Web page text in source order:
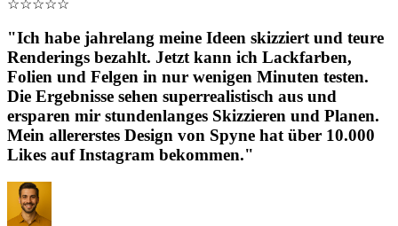
☆☆☆☆☆
"Ich habe jahrelang meine Ideen skizziert und teure
Renderings bezahlt. Jetzt kann ich Lackfarben,
Folien und Felgen in nur wenigen Minuten testen.
Die Ergebnisse sehen superrealistisch aus und
ersparen mir stundenlanges Skizzieren und Planen.
Mein allererstes Design von Spyne hat über 10.000
Likes auf Instagram bekommen."